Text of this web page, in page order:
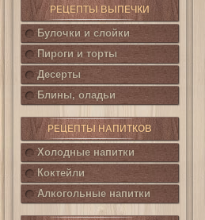
РЕЦЕПТЫ ВЫПЕЧКИ
Булочки и слойки
Пироги и торты
Десерты
Блины, оладьи
РЕЦЕПТЫ НАПИТКОВ
Холодные напитки
Коктейли
Алкогольные напитки